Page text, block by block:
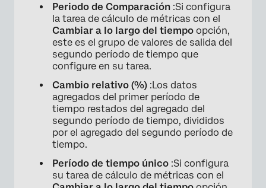
×
Periodo de Comparación :Si configura
la tarea de cálculo de métricas con el
Cambiar a lo largo del tiempo opción,
este es el grupo de valores de salida del
segundo período de tiempo que
configure en su tarea.
Cambio relativo (%) :Los datos
agregados del primer período de
tiempo restados del agregado del
segundo período de tiempo, divididos
por el agregado del segundo período de
tiempo.
Período de tiempo único :Si configura
su tarea de cálculo de métricas con el